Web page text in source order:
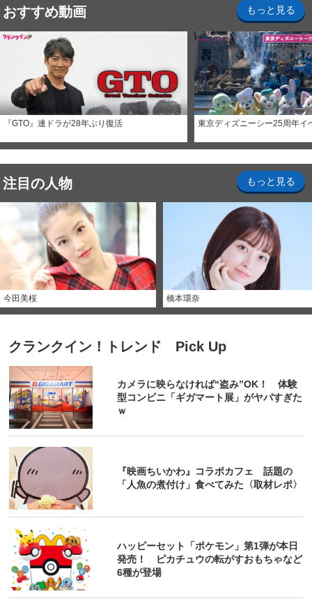
おすすめ動画 もっと見る
『GTO』連ドラが28年ぶり復活 東京ディズニーシー25周年イ
注目の人物 もっと見る
今田美桜 橋本環奈
クランクイン！トレンド Pick Up
カメラに映らなければ“盗み”OK！ 体験
型コンビニ「ギガマート展」がヤバすぎた
ｗ
『映画ちいかわ』コラボカフェ 話題の
「人魚の煮付け」食べてみた〈取材レポ〉
ハッピーセット「ポケモン」第1弾が本日
発売！ ピカチュウの転がすおもちゃなど
6種が登場